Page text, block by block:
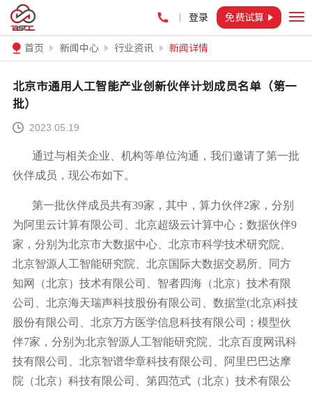
登录 免费试算
首页 新闻中心 行业资讯 新闻详情
北京市通用人工智能产业创新伙伴计划成员名单（第一
批）
2023.05.19
通过与相关企业、机构等单位沟通，我们邀请了第一批
伙伴成员，现公布如下。
第一批伙伴成员共有39家，其中，算力伙伴2家，分别
为阿里云计算有限公司、北京超级云计算中心；数据伙伴9
家，分别为北京市大数据中心、北京市科学技术研究院、
北京智源人工智能研究院、北京国际大数据交易所、同方
知网（北京）技术有限公司、智者四海（北京）技术有限
公司、北京海天瑞声科技股份有限公司、数据堂(北京)科技
股份有限公司、北京万方医学信息科技有限公司；模型伙
伴7家，分别为北京智源人工智能研究院、北京百度网讯科
技有限公司、北京智谱华章科技有限公司、阿里巴巴达摩
院（北京）科技有限公司、第四范式（北京）技术有限公